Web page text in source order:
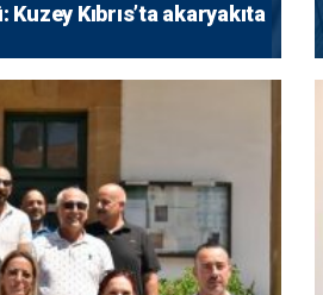
Kıbrıs’ta akaryakıta